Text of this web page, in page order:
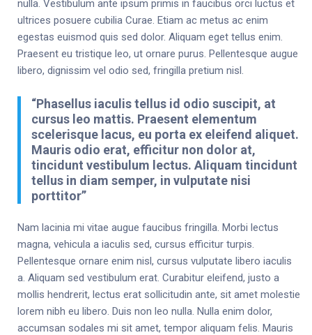
nulla. Vestibulum ante ipsum primis in faucibus orci luctus et
ultrices posuere cubilia Curae. Etiam ac metus ac enim
egestas euismod quis sed dolor. Aliquam eget tellus enim.
Praesent eu tristique leo, ut ornare purus. Pellentesque augue
libero, dignissim vel odio sed, fringilla pretium nisl.
“Phasellus iaculis tellus id odio suscipit, at
cursus leo mattis. Praesent elementum
scelerisque lacus, eu porta ex eleifend aliquet.
Mauris odio erat, efficitur non dolor at,
tincidunt vestibulum lectus. Aliquam tincidunt
tellus in diam semper, in vulputate nisi
porttitor”
Nam lacinia mi vitae augue faucibus fringilla. Morbi lectus
magna, vehicula a iaculis sed, cursus efficitur turpis.
Pellentesque ornare enim nisl, cursus vulputate libero iaculis
a. Aliquam sed vestibulum erat. Curabitur eleifend, justo a
mollis hendrerit, lectus erat sollicitudin ante, sit amet molestie
lorem nibh eu libero. Duis non leo nulla. Nulla enim dolor,
accumsan sodales mi sit amet, tempor aliquam felis. Mauris